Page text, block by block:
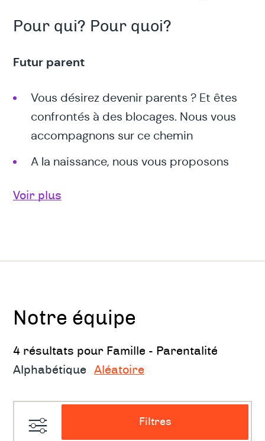
Pour qui? Pour quoi?
Futur parent
Vous désirez devenir parents ? Et êtes
confrontés à des blocages. Nous vous
accompagnons sur ce chemin
A la naissance, nous vous proposons
Autour de la naissance : projet,
Gestion du quotidien : vie de famille, vie
de couple et vie professionnelle
l’arrivée d’un enfant ?
Mon rôle de parent face à mes propres
Voir plus
Notre équipe
4 résultats pour Famille - Parentalité
Alphabétique
Aléatoire
Filtres